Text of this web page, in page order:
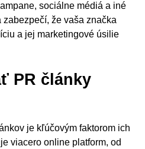
sociálne médiá a iné
že vaša značka
a jej marketingové úsilie
PR články
je kľúčovým faktorom ich
viacero online platform, od